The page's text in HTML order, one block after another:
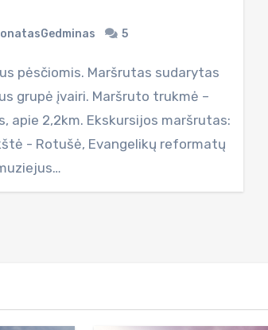
5
grupė įvairi. Maršruto trukmė –
apie 2,2km. Ekskursijos maršrutas:
- Rotušė, Evangelikų reformatų